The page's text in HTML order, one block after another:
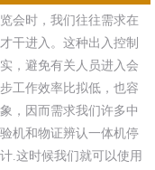
会时，我们往往需求在
干进入。这种出入控制
，避免有关人员进入会
工作效率比拟低，也容
，因而需求我们许多中
机和物证辨认一体机停
.这时候我们就可以使用